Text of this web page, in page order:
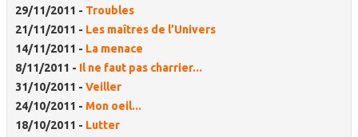
29/11/2011 - Troubles
21/11/2011 - Les maîtres de l’Univers
14/11/2011 - La menace
8/11/2011 - Il ne faut pas charrier...
31/10/2011 - Veiller
24/10/2011 - Mon oeil...
18/10/2011 - Lutter